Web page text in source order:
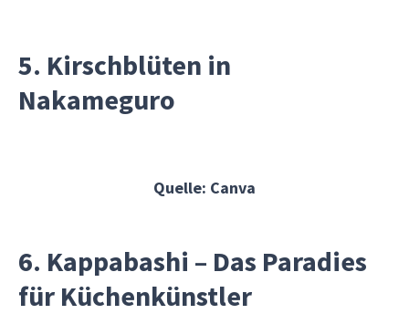
5. Kirschblüten in
Nakameguro
Quelle: Canva
6. Kappabashi – Das Paradies
für Küchenkünstler